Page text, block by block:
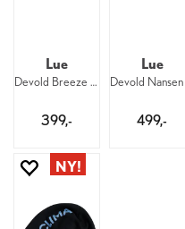
Lue
Devold Breeze Merino Beanie 58 696
399,-
Lue
499,-